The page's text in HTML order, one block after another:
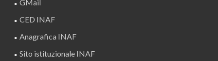
GMail
CED INAF
Anagrafica INAF
Sito istituzionale INAF